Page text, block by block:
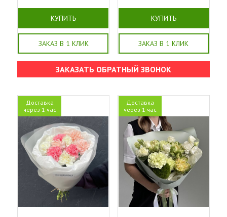
КУПИТЬ
ЗАКАЗ В 1 КЛИК
КУПИТЬ
ЗАКАЗ В 1 КЛИК
ЗАКАЗАТЬ ОБРАТНЫЙ ЗВОНОК
Доставка
через 1 час
Доставка
через 1 час